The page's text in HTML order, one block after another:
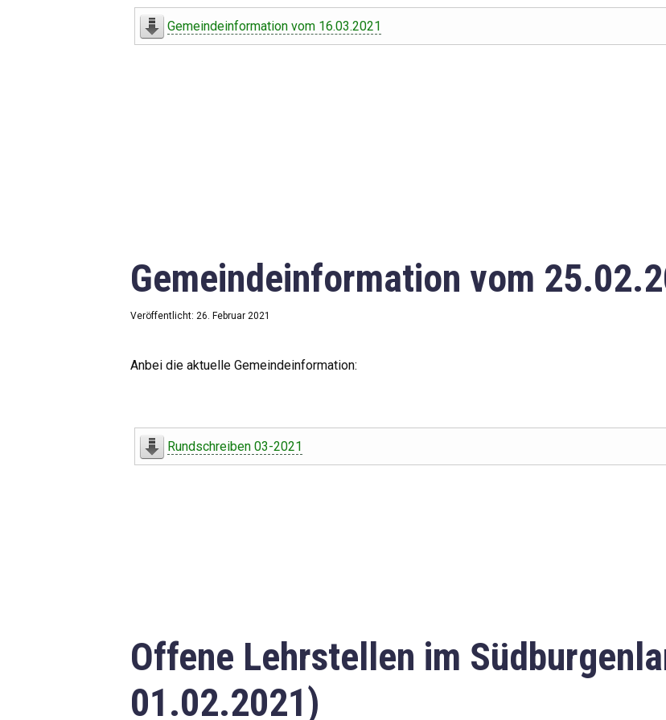
Offener Haushalt
Downloads
Impressum
Gemeindeinformation vom 16.03.2021
Gemeindeinformation vom
Veröffentlicht: 26. Februar 2021
Anbei die aktuelle Gemeindeinformation:
Rundschreiben 03-2021
Offene Lehrstellen im
01.02.2021)